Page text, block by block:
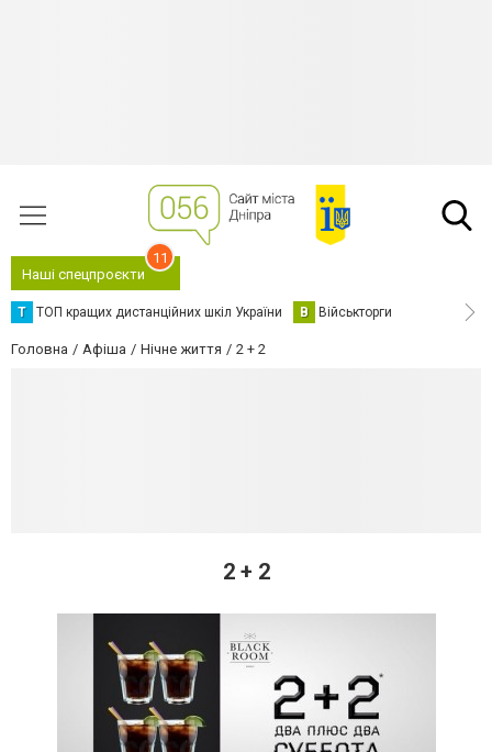
Наші спецпроєкти
11
Т ТОП кращих дистанційних шкіл України В Військторги
Головна Афіша Нічне життя 2 + 2
2 + 2